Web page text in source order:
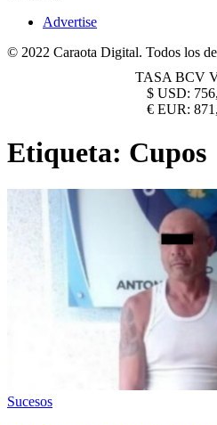
Advertise
© 2022 Caraota Digital. Todos los
TASA BCV
$ USD:
€ EUR:
Etiqueta: Cupos
Sucesos